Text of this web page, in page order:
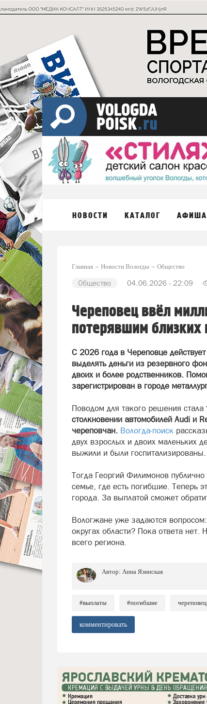
НОВОСТИ КАТАЛОГ АФИША
Главная Новости Вологды Общество
Общество 04.06.2026 - 22:09
Череповец ввёл
потерявшим близких
С 2026 года в Череповце
выделять деньги из резервного
двоих и более родственников.
зарегистрирован в городе
Поводом для такого решения стала
столкновении автомобилей Audi и
череповчан. Вологда-поиск
двух взрослых и двоих маленьких
выжили и были госпитализированы.
Тогда Георгий Филимонов
семье, где есть погибшие. Теперь
города. За выплатой сможет
Вологжане уже задаются
округах области? Пока ответа
всего региона.
Автор: Анна Язинская
#выплаты #погибшие череповец
комментировать